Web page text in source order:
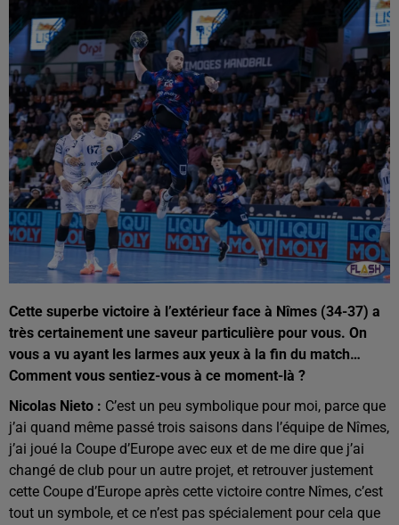
Cette superbe victoire à l’extérieur face à Nîmes (34-37) a
très certainement une saveur particulière pour vous. On
vous a vu ayant les larmes aux yeux à la fin du match…
Comment vous sentiez-vous à ce moment-là ?
Nicolas Nieto : C’est un peu symbolique pour moi, parce que
j’ai quand même passé trois saisons dans l’équipe de Nîmes,
j’ai joué la Coupe d’Europe avec eux et de me dire que j’ai
changé de club pour un autre projet, et retrouver justement
cette Coupe d’Europe après cette victoire contre Nîmes, c’est
tout un symbole, et ce n’est pas spécialement pour cela que